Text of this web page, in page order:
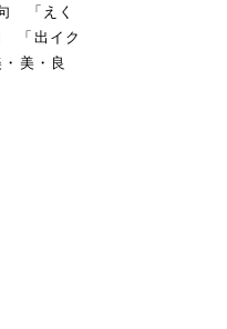
「えく
「出イク
美・良